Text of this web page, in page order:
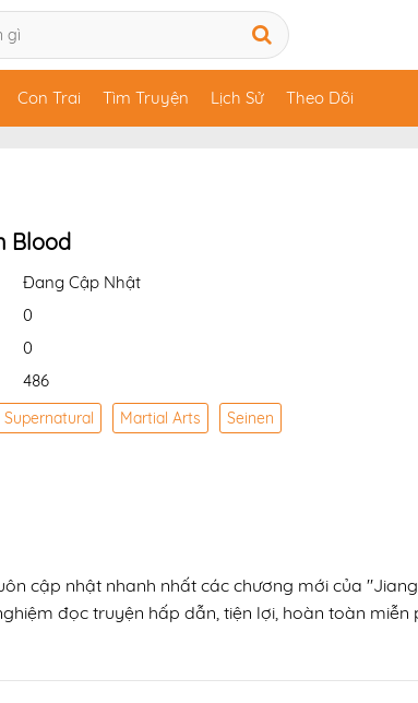
Con Trai Tìm Truyện Lịch Sử Theo Dõi
Blood
Đang Cập Nhật
0
0
486
Supernatural Martial Arts Seinen
cập nhật nhanh nhất các chương mới của
đọc truyện hấp dẫn, tiện lợi, hoàn toàn